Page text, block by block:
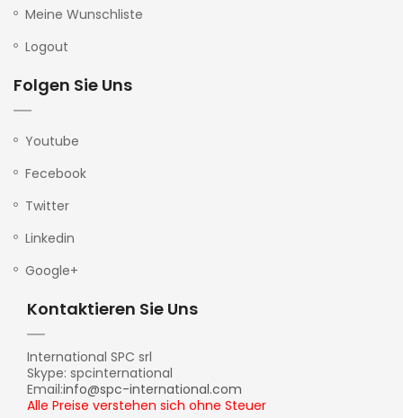
Meine Wunschliste
Logout
Folgen Sie Uns
Youtube
Fecebook
Twitter
Linkedin
Google+
Kontaktieren Sie Uns
International SPC srl
Skype: spcinternational
Email:info@spc-international.com
Alle Preise verstehen sich ohne Steuer